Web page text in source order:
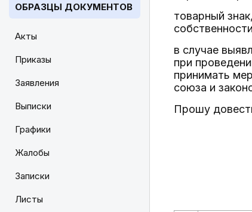
ОБРАЗЦЫ ДОКУМЕНТОВ
Акты
Приказы
Заявления
Выписки
Графики
Жалобы
Записки
Листы
товарный
в случае
при
принимать
союза и
Прошу